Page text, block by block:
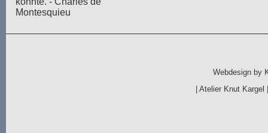
Montesquieu
Webdesign by
|Atelier Knut Kargel